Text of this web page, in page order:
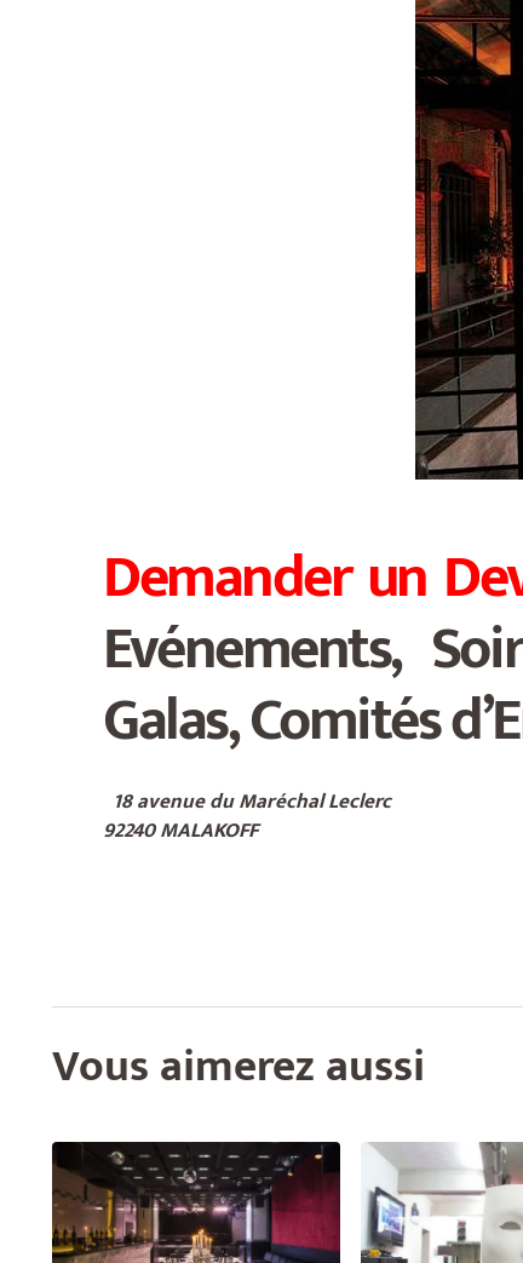
Demander un
Evénements,
Galas, Comités
18 avenue du Maréchal Leclerc
92240 MALAKOFF
Vous aimerez aussi